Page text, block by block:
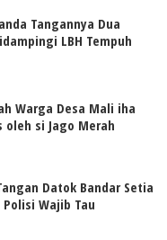
Tangannya Dua
LBH Tempuh
Warga Desa Mali iha
oleh si Jago Merah
Datok Bandar Setia
Wajib Tau